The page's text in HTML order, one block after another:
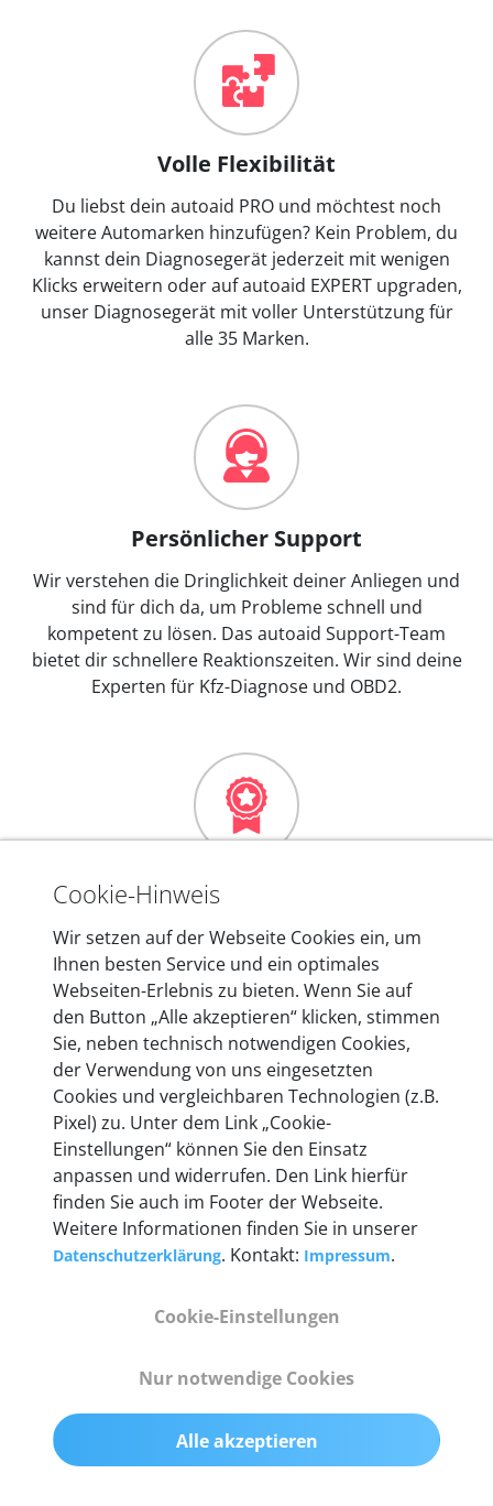
Volle Flexibilität
Du liebst dein autoaid PRO und möchtest noch
weitere Automarken hinzufügen? Kein Problem, du
kannst dein Diagnosegerät jederzeit mit wenigen
Klicks erweitern oder auf autoaid EXPERT upgraden,
unser Diagnosegerät mit voller Unterstützung für
alle 35 Marken.
Persönlicher Support
Wir verstehen die Dringlichkeit deiner Anliegen und
sind für dich da, um Probleme schnell und
kompetent zu lösen. Das autoaid Support-Team
bietet dir schnellere Reaktionszeiten. Wir sind deine
Experten für Kfz-Diagnose und OBD2.
Mehr als 10 Jahre Erfahrung
In den Kfz-Diagnosegeräten von autoaid stecken
mehr als 10 Jahre Erfahrung, und auch in Zukunft
entwickeln wir unsere Produkte am Standort in
Berlin laufend weiter. Auf diese Qualität vertrauen
heute mehr als 60.000 Privatkunden und
Unternehmen.
Technische Details &
Lieferumfang
Abmessungen
Gewicht
200 g
Cookie-Hinweis
Wir setzen auf der Webseite Cookies ein, um
Ihnen besten Service und ein optimales
Webseiten-Erlebnis zu bieten. Wenn Sie auf
den Button „Alle akzeptieren“ klicken, stimmen
Sie, neben technisch notwendigen Cookies,
der Verwendung von uns eingesetzten
Cookies und vergleichbaren Technologien (z.B.
Pixel) zu. Unter dem Link „Cookie-
Einstellungen“ können Sie den Einsatz
anpassen und widerrufen. Den Link hierfür
finden Sie auch im Footer der Webseite.
Weitere Informationen finden Sie in unserer
Datenschutzerklärung. Kontakt: Impressum.
Cookie-Einstellungen
Nur notwendige Cookies
Alle akzeptieren